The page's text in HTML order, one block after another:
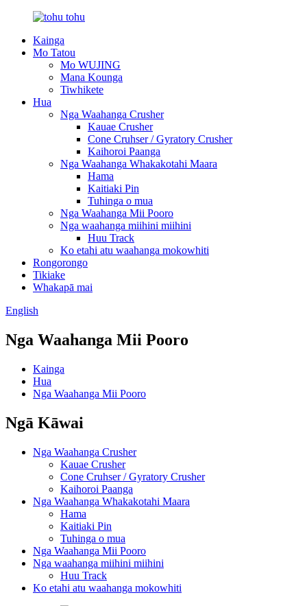
Kainga
Mo Tatou
Mo WUJING
Mana Kounga
Tiwhikete
Hua
Nga Waahanga Crusher
Kauae Crusher
Cone Cruhser / Gyratory Crusher
Kaihoroi Paanga
Nga Waahanga Whakakotahi Maara
Hama
Kaitiaki Pin
Tuhinga o mua
Nga Waahanga Mii Pooro
Nga waahanga miihini miihini
Huu Track
Ko etahi atu waahanga mokowhiti
Rongorongo
Tikiake
Whakapā mai
English
Nga Waahanga Mii Pooro
Kainga
Hua
Nga Waahanga Mii Pooro
Ngā Kāwai
Nga Waahanga Crusher
Kauae Crusher
Cone Cruhser / Gyratory Crusher
Kaihoroi Paanga
Nga Waahanga Whakakotahi Maara
Hama
Kaitiaki Pin
Tuhinga o mua
Nga Waahanga Mii Pooro
Nga waahanga miihini miihini
Huu Track
Ko etahi atu waahanga mokowhiti